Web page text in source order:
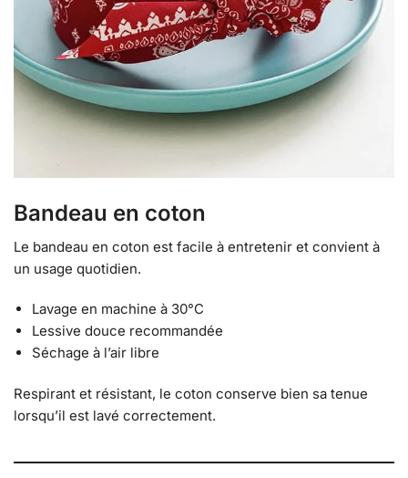
Bandeau en coton
Le bandeau en coton est facile à entretenir et convient à
un usage quotidien.
Lavage en machine à 30°C
Lessive douce recommandée
Séchage à l’air libre
Respirant et résistant, le coton conserve bien sa tenue
lorsqu’il est lavé correctement.